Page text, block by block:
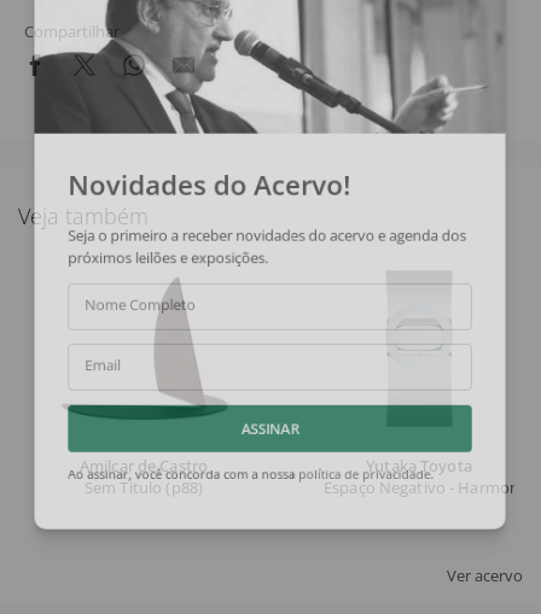
Compartilhar
Veja também
Amilcar de Castro
Sem Titulo (p88)
Yutaka Toyota
Espaço Negativo - Harmonia
Ver acervo
Novidades do Acervo!
Seja o primeiro a receber novidades do acervo e agenda dos
próximos leilões e exposições.
Nome Completo
Email
Ao assinar, você concorda com a nossa política de privacidade.